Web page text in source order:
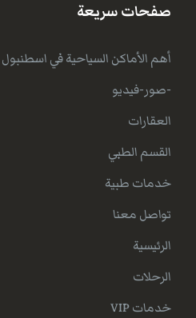
صفحات سريعة
أهم الأماكن السياحية في اسطنبول
-صور-فيديو
العقارات
القسم الطبي
خدمات طبية
تواصل معنا
الرئيسية
الرحلات
خدمات VIP